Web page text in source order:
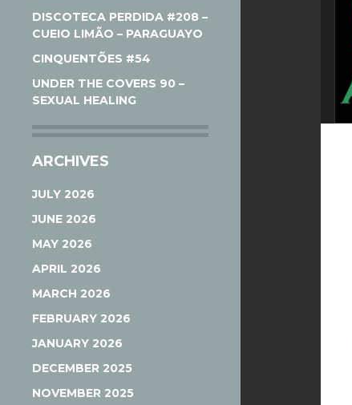
DISCOTECA PERDIDA #208 –
CUEIO LIMÃO – PARAGUAYO
CINQUENTÕES #54
UNDER THE COVERS 90 –
SEXUAL HEALING
ARCHIVES
JULY 2026
JUNE 2026
MAY 2026
APRIL 2026
MARCH 2026
FEBRUARY 2026
JANUARY 2026
DECEMBER 2025
NOVEMBER 2025